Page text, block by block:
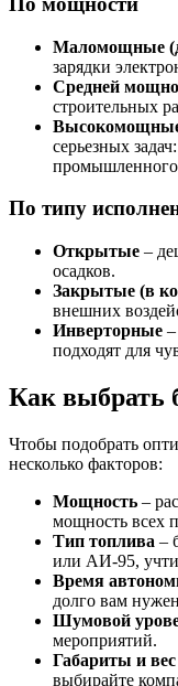
Маломощные
зарядки
Средней
строительных
серьезных
промышленного
По типу
Открытые –
осадков.
Закрытые (в
внешних
Инверторные
подходят для
Как выбрать
Чтобы подобрать
несколько факторов:
Мощность –
мощность всех
Тип топлива –
или АИ-95,
Время
долго вам
Шумовой
мероприятий.
Габариты и вес
выбирайте